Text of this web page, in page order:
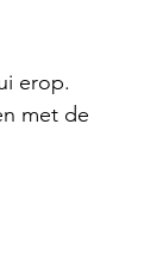
erop.
met de